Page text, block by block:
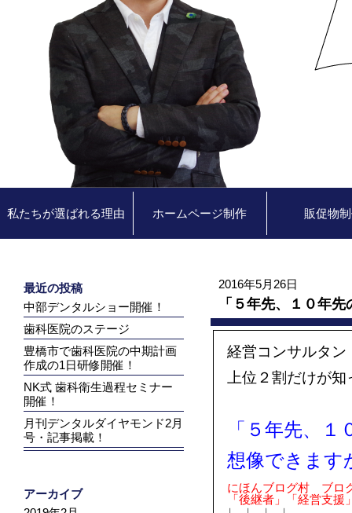
私たちが選ばれる理由 ホームページ制作 販促物
最近の投稿
中部デンタルショー開催！
歯科医院のステージ
豊橋市で歯科医院の中期計画
作成の1日研修開催！
NK式 歯科衛生過程セミナー
開催！
月刊デンタルダイヤモンド2月
号・記事掲載！
アーカイブ
2016年5月26日
「５年先、１０年
経営コンサルタン
上位２割だけが
「５年先、
想像できます
にほんブログ村 ブロ
「後継者」「経営支